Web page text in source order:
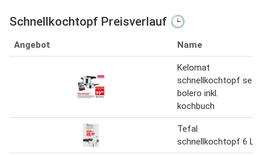
Schnellkochtopf Preisverlauf 🕒
Angebot Name
Kelomat
schnellkochtopf set
bolero inkl.
kochbuch
Tefal
schnellkochtopf 6 L